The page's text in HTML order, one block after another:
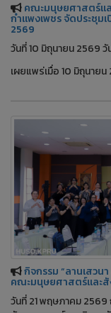
คณะมนุษยศาสตร์แ
กำแพงเพชร จัดประชุม
2569
วันที่ 10 มิถุนายน 2569
เผยแพร่เมื่อ 10 มิถุนายน
กิจกรรม “ลานเสว
คณะมนุษยศาสตร์และ
วันที่ 21 พฤษภาคม